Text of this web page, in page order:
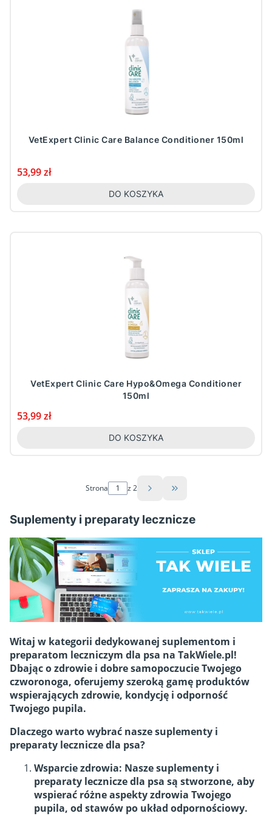
VetExpert Clinic Care Balance Conditioner 150ml
Cena
53,99 zł
DO KOSZYKA
VetExpert Clinic Care Hypo&Omega Conditioner
150ml
Cena
53,99 zł
DO KOSZYKA
Strona z 2 Przejdź do ostatniej
Suplementy i preparaty lecznicze
Witaj w kategorii dedykowanej suplementom i
preparatom leczniczym dla psa na TakWiele.pl!
Dbając o zdrowie i dobre samopoczucie Twojego
czworonoga, oferujemy szeroką gamę produktów
wspierających zdrowie, kondycję i odporność
Twojego pupila.
Dlaczego warto wybrać nasze suplementy i
preparaty lecznicze dla psa?
Wsparcie zdrowia: Nasze suplementy i
preparaty lecznicze dla psa są stworzone, aby
wspierać różne aspekty zdrowia Twojego
pupila, od stawów po układ odpornościowy.